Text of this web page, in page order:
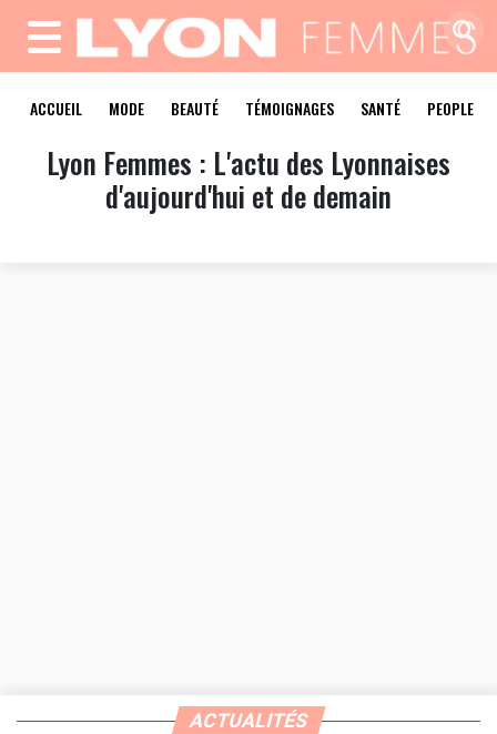
MENU
ACCUEIL MODE BEAUTÉ TÉMOIGNAGES SANTÉ PEOPLE
Lyon Femmes : L'actu des Lyonnaises
d'aujourd'hui et de demain
ACTUALITÉS